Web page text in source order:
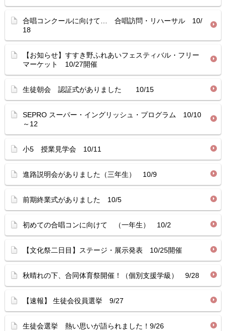
合唱コンクールに向けて… 合唱訪問・リハーサル 10/
18
【お知らせ】すすき野ふれあいフェスティバル・フリー
マーケット 10/27開催
生徒朝会 認証式がありました 10/15
SEPRO スーパー・イングリッシュ・プログラム 10/10
～12
小5 授業見学会 10/11
進路説明会がありました（三年生） 10/9
前期終業式がありました 10/5
初めての合唱コンに向けて （一年生） 10/2
【文化祭二日目】ステージ・展示発表 10/25開催
秋晴れの下、合同体育祭開催！（個別支援学級） 9/28
【速報】 生徒会役員選挙 9/27
生徒会選挙 熱い思いが語られました！9/26